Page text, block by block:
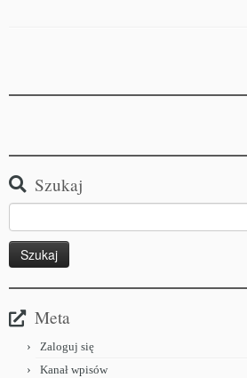
Szukaj
Meta
Zaloguj się
Kanał wpisów